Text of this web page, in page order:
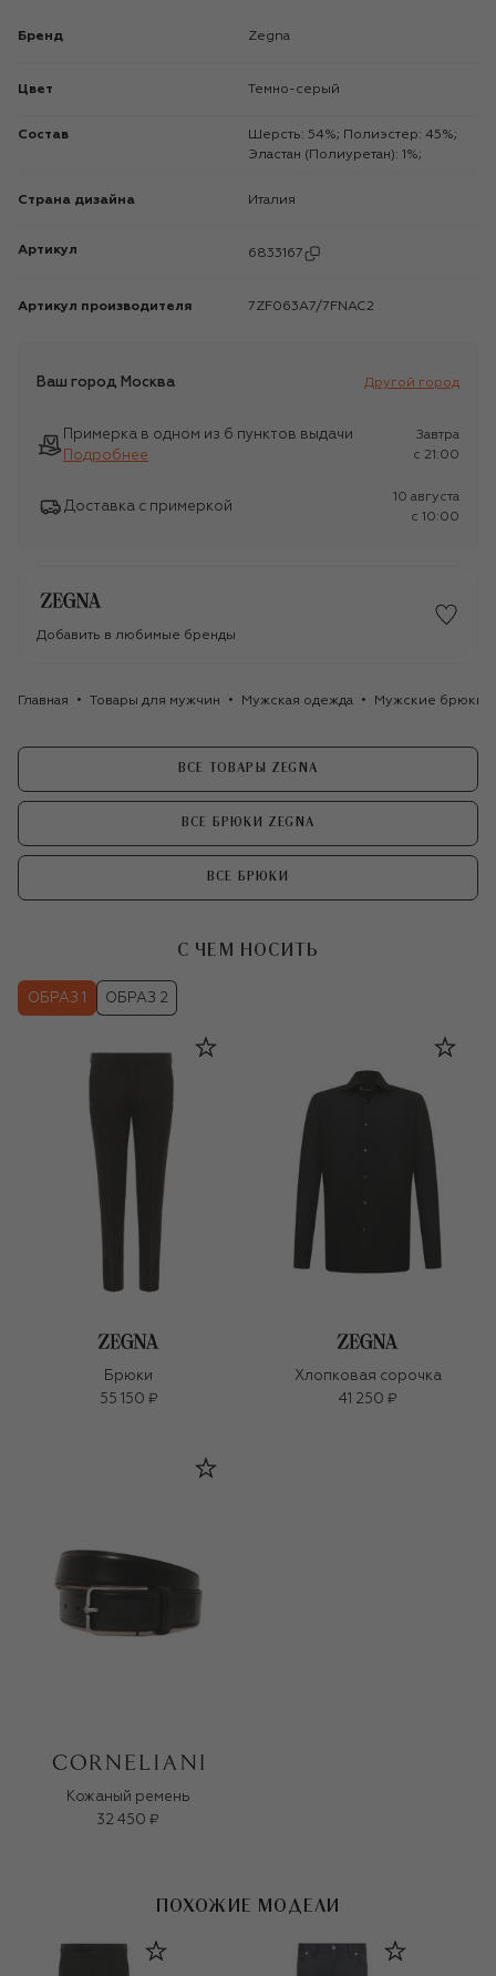
Бренд Zegna
Цвет Темно-серый
Состав
Шерсть: 54%; Полиэстер: 45%;
Эластан (Полиуретан): 1%;
Страна дизайна Италия
Артикул 6833167
Артикул производителя 7ZF063A7/7FNAC2
Ваш город Москва Другой город
Примерка в одном из 6 пунктов выдачи
Подробнее
Завтра
c 21:00
Доставка с примеркой
10 августа
c 10:00
Добавить в любимые бренды
Главная Товары для мужчин Мужская одежда Мужские брюки
ВСЕ ТОВАРЫ ZEGNA
ВСЕ БРЮКИ ZEGNA
ВСЕ БРЮКИ
С ЧЕМ НОСИТЬ
ОБРАЗ 1 ОБРАЗ 2
Брюки
55 150 ₽
Хлопковая сорочка
41 250 ₽
Кожаный ремень
32 450 ₽
ПОХОЖИЕ МОДЕЛИ